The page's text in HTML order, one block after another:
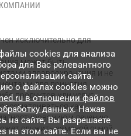
исключительно для
может быть
здравоохранения и не
для принятия
продуктов или услуг.
как
и лечению
служить заменой очной
сookies для анализа
для Вас релевантного
сайта.
о файлах cookies можно
в отношении файлов
данных. Нажав
на сайте, Вы разрешаете
на этом сайте. Если вы не